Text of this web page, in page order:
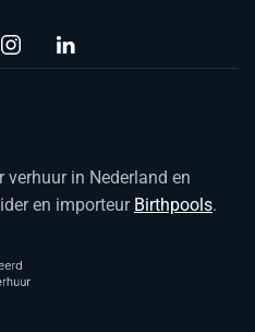
in Nederland en
en importeur Birthpools.